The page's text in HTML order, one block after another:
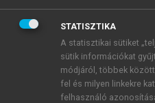
BELÉPÉS SAJÁT
ÚJ FIÓK
1 óra díjmentes
STATISZTIKA
A statisztikai sütiket
sütik információkat
módjáról, többek
fel és milyen linkekre
felhasználó